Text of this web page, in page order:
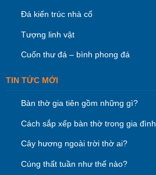
Đá kiến trúc nhà cổ
Tượng linh vật
Cuốn thư đá – bình phong đá
TIN TỨC MỚI
Bàn thờ gia tiên gồm những gì?
Cách sắp xếp bàn thờ trong gia đình
Cây hương ngoài trời thờ ai?
Cúng thất tuần như thế nào?